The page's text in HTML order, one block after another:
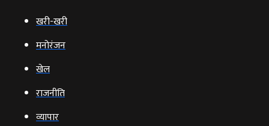
खरी-खरी
मनोरंजन
खेल
राजनीति
व्‍यापार